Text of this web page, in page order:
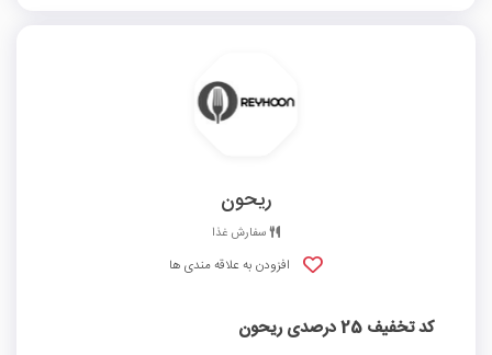
ریحون
سفارش غذا
افزودن به علاقه مندی ها
کد تخفیف 25 درصدی ریحون